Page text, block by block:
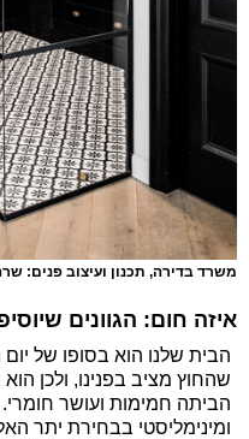
משרד בדירה, תכנון ועיצוב פנים:
איזה חום: הגוונים
הבית שלנו הוא בסופו של
שהחוץ מציב בפנינו, ולכן
הביתה חמימות ועושר חומרי.
ומינימליסטי בבחירת יתר